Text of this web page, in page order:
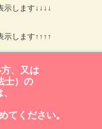
示します↓↓↓↓
示します↑↑↑↑
、又は
士）の
てください。